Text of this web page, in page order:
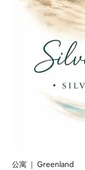
公寓 ｜ Greenland